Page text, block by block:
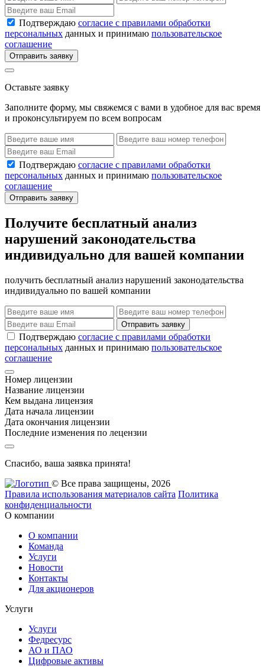
Подтверждаю согласие с правилами обработки
персональных данных и принимаю пользовательское
соглашение
Отправить заявку
Оставьте заявку
Заполните форму, мы свяжемся с вами в удобное для вас время
и проконсультируем по всем вопросам
Подтверждаю согласие с правилами обработки
персональных данных и принимаю пользовательское
соглашение
Отправить заявку
Получите бесплатный анализ
нарушений законодательства
индивидуально для вашей компании
получить бесплатный анализ нарушений законодательства
индивидуально по вашей компании
Отправить заявку
Подтверждаю согласие с правилами обработки
персональных данных и принимаю пользовательское
соглашение
Номер лицензии
Название лицензии
Кем выдана лицензия
Дата начала лицензии
Дата окончания лицензии
Последние изменения по лецензии
Спасибо, ваша заявка принята!
© Все права защищены, 2026
Правила использования материалов сайта Политика
конфиденциальности
О компании
О компании
Команда
Услуги
Новости
Контакты
Для акционеров
Услуги
Услуги
Федресурс
АО и ПАО
Цифровые активы